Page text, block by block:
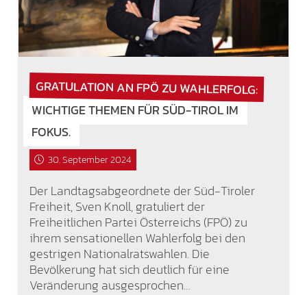
GRATULATION AN FPÖ ZU WAHLERFOLG:
WICHTIGE THEMEN FÜR SÜD-TIROL IM
FOKUS.
30. September 2024
Der Landtagsabgeordnete der Süd-Tiroler
Freiheit, Sven Knoll, gratuliert der
Freiheitlichen Partei Österreichs (FPÖ) zu
ihrem sensationellen Wahlerfolg bei den
gestrigen Nationalratswahlen. Die
Bevölkerung hat sich deutlich für eine
Veränderung ausgesprochen…